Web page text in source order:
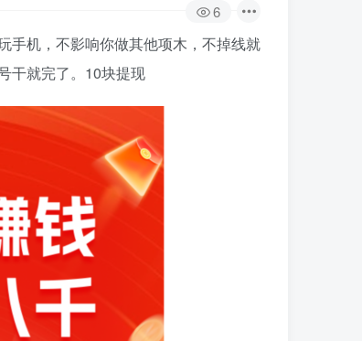
6
手机，不影响你做其他项木，不掉线就
干就完了。10块提现